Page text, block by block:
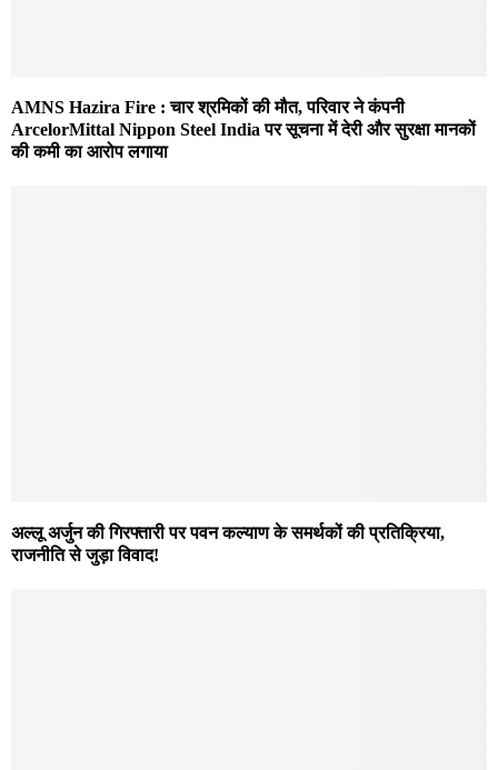
AMNS Hazira Fire : चार श्रमिकों की मौत, परिवार ने कंपनी
ArcelorMittal Nippon Steel India पर सूचना में देरी और सुरक्षा मानकों
की कमी का आरोप लगाया
अल्लू अर्जुन की गिरफ्तारी पर पवन कल्याण के समर्थकों की प्रतिक्रिया,
राजनीति से जुड़ा विवाद!